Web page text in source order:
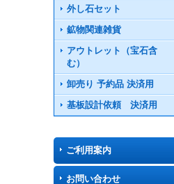
外し石セット
鉱物関連雑貨
アウトレット（宝石含
む）
卸売り 予約品 決済用
基板設計依頼 決済用
ご利用案内
お問い合わせ